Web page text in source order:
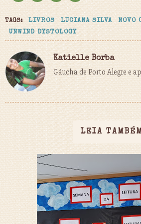
TAGS: LIVROS LUCIANA SILVA
NOVO
UNWIND DYSTOLOGY
Katielle Borba
Gáucha de Porto Alegre e
LEIA